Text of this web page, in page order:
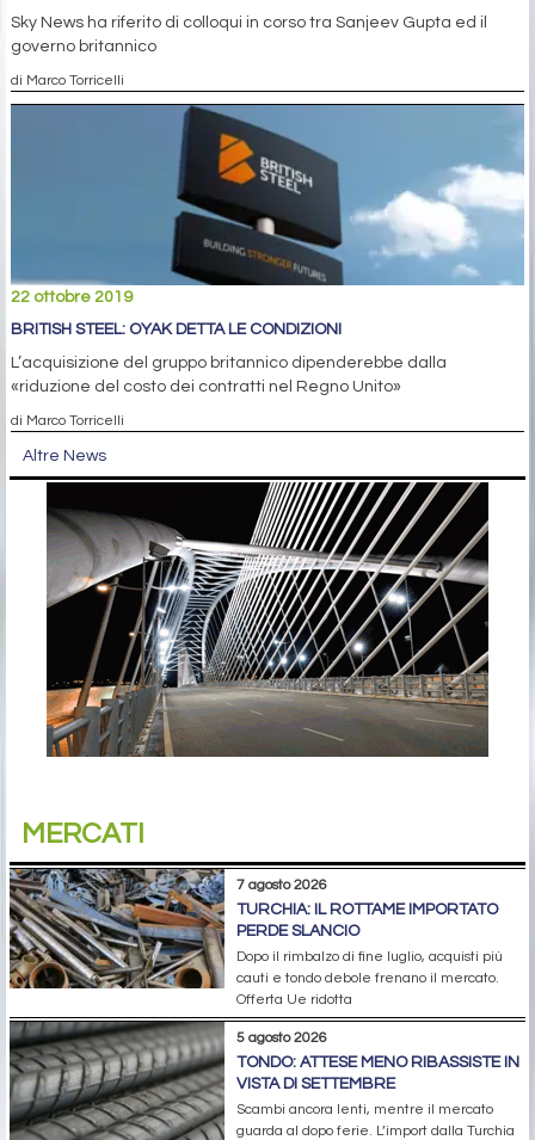
Sky News ha riferito di colloqui in corso tra Sanjeev Gupta ed il
governo britannico
di Marco Torricelli
22 ottobre 2019
BRITISH STEEL: OYAK DETTA LE CONDIZIONI
L’acquisizione del gruppo britannico dipenderebbe dalla
«riduzione del costo dei contratti nel Regno Unito»
di Marco Torricelli
Altre News
MERCATI
7 agosto 2026
TURCHIA: IL ROTTAME IMPORTATO
PERDE SLANCIO
Dopo il rimbalzo di fine luglio, acquisti più
cauti e tondo debole frenano il mercato.
Offerta Ue ridotta
5 agosto 2026
TONDO: ATTESE MENO RIBASSISTE IN
VISTA DI SETTEMBRE
Scambi ancora lenti, mentre il mercato
guarda al dopo ferie. L’import dalla Turchia